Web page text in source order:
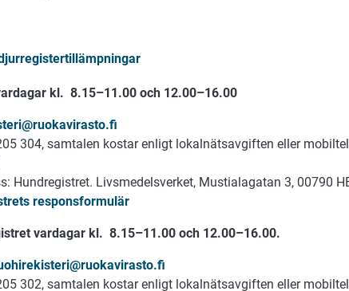
kl. 8.15–11.00 och 12.00–16.00
304, samtalen kostar enligt lokalnätsavgiften eller
Hundregistret. Livsmedelsverket, Mustialagatan 3, 00790
responsformulär
vardagar kl. 8.15–11.00 och 12.00–16.00.
302, samtalen kostar enligt lokalnätsavgiften eller